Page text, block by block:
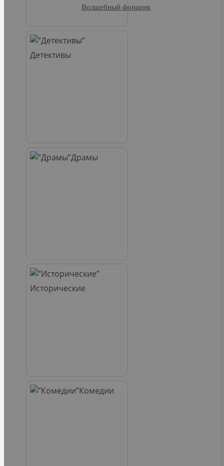
Детективы
Драмы
Исторические
Комедии
Волшебный фонарик